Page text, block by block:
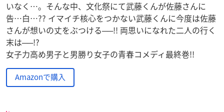
いなく…。そんな中、文化祭にて武藤くんが佐藤さんに
告…白…?? イマイチ核心をつかない武藤くんに今度は佐藤
さんが想いの丈をぶつける──!! 両思いになれた二人の行く
末は──!?
女子力高め男子と男勝り女子の青春コメディ最終巻!!
Amazonで購入